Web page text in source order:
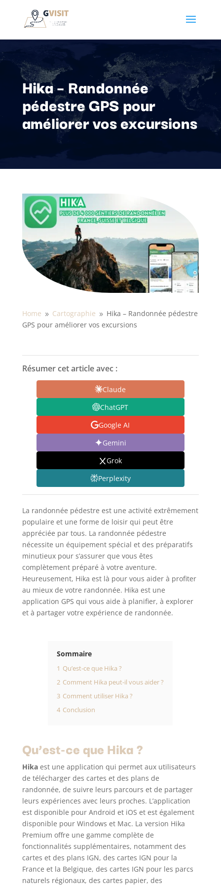
Hika – Randonnée
pédestre GPS pour
améliorer vos excursions
Home 9 Cartographie 9 Hika – Randonnée pédestre
GPS pour améliorer vos excursions
Résumer cet article avec :
Claude
ChatGPT
Google AI
Gemini
Grok
Perplexity
La randonnée pédestre est une activité extrêmement
populaire et une forme de loisir qui peut être
appréciée par tous. La randonnée pédestre
nécessite un équipement spécial et des préparatifs
minutieux pour s’assurer que vous êtes
complètement préparé à votre aventure.
Heureusement, Hika est là pour vous aider à profiter
au mieux de votre randonnée. Hika est une
application GPS qui vous aide à planifier, à explorer
et à partager votre expérience de randonnée.
Sommaire
1 Qu’est-ce que Hika ?
2 Comment Hika peut-il vous aider ?
3 Comment utiliser Hika ?
4 Conclusion
Qu’est-ce que Hika ?
Hikaest une application qui permet aux utilisateurs
de télécharger des cartes et des plans de
randonnée, de suivre leurs parcours et de partager
leurs expériences avec leurs proches. L’application
est disponible pour Android et iOS et est également
disponible pour Windows et Mac. La version Hika
Premium offre une gamme complète de
fonctionnalités supplémentaires, notamment des
cartes et des plans IGN, des cartes IGN pour la
France et la Belgique, des cartes IGN pour les parcs
naturels régionaux, des cartes papier, des